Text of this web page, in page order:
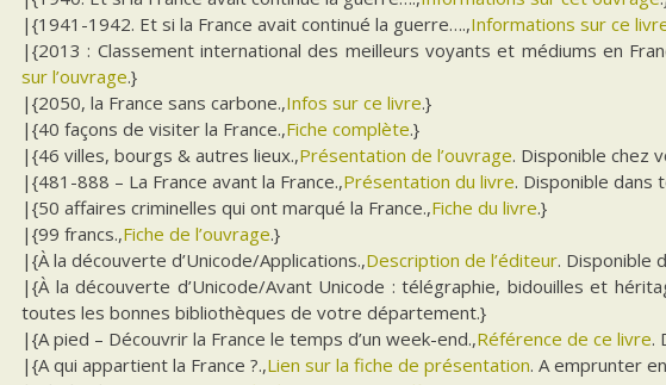
|{1941-1942. Et si la France avait continué la guerre….,Informations sur ce
|{2013 : Classement international des meilleurs voyants et médiums en
sur l’ouvrage.}
|{2050, la France sans carbone.,Infos sur ce livre.}
|{40 façons de visiter la France.,Fiche complète.}
|{46 villes, bourgs & autres lieux.,Présentation de l’ouvrage. Disponible chez
|{481-888 – La France avant la France.,Présentation du livre. Disponible dans
|{50 affaires criminelles qui ont marqué la France.,Fiche du livre.}
|{99 francs.,Fiche de l’ouvrage.}
|{À la découverte d’Unicode/Applications.,Description de l’éditeur. Disponible
|{À la découverte d’Unicode/Avant Unicode : télégraphie, bidouilles et
toutes les bonnes bibliothèques de votre département.}
|{A pied – Découvrir la France le temps d’un week-end.,Référence de ce livre.
|{A qui appartient la France ?.,Lien sur la fiche de présentation. A emprunter